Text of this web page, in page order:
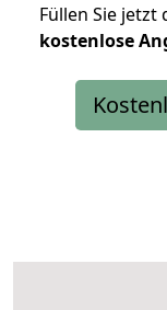
Füllen Sie jetzt
kostenlose